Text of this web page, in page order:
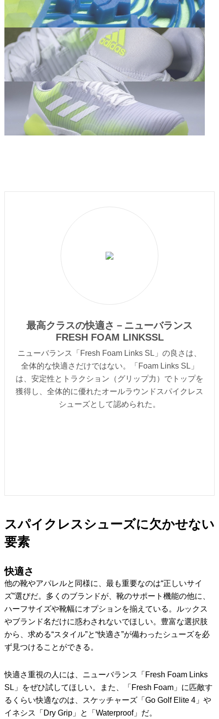
最高クラスの快適さ－ニューバランス
FRESH FOAM LINKSSL
ニューバランス「Fresh Foam Links SL」の良さは、
全体的な快適さだけではない。「Foam Links SL」
は、安定性とトラクション（グリップ力）でトップを
獲得し、全体的に優れたオールラウンドスパイクレス
シューズとして認められた。
スパイクレスシューズに欠かせない
要素
快適さ
他の靴やアパレルと同様に、最も重要なのは“正しいサイ
ズ”選びだ。多くのブランドが、靴のサポート機能の他に、
ハーフサイズや靴幅にオプションを揃えている。ルックス
やブランド名だけに惑わされないでほしい。豊富な選択肢
から、求める“スタイル”と“快適さ”が備わったシューズを必
ず見つけることができる。
快適さ重視の人には、ニューバランス「Fresh Foam Links
SL」をぜひ試してほしい。また、「Fresh Foam」に匹敵す
るくらい快適なのは、スケッチャーズ「Go Golf Elite 4」や
イネシス「Dry Grip」と「Waterproof」だ。